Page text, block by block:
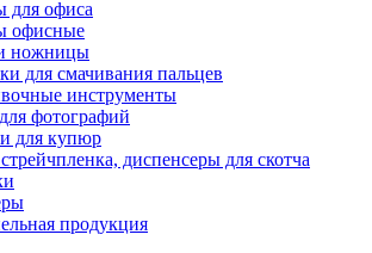
для офиса
офисные
ножницы
для смачивания пальцев
инструменты
фотографий
для купюр
диспенсеры для скотча
продукция